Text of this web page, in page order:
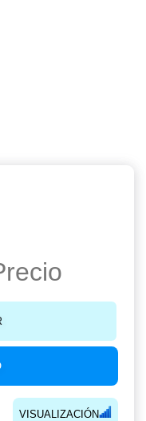
VISUALIZACIÓN